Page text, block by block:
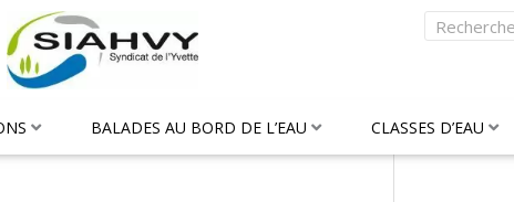
Rechercher
BALADES AU BORD DE L’EAU CLASSES D’EAU